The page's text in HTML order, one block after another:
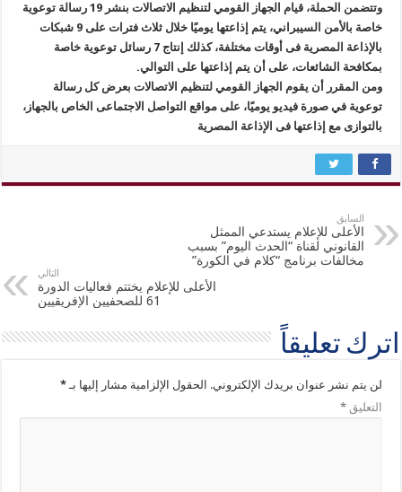
وتتضمن الحملة، قيام الجهاز القومي لتنظيم الاتصالات بنشر 19 رسالة توعوية
خاصة بالأمن السيبراني، يتم إذاعتها يوميًا خلال ثلاث فترات على 9 شبكات
بالإذاعة المصرية فى أوقات مختلفة، كذلك إنتاج 7 رسائل توعوية خاصة
بمكافحة الشائعات، على أن يتم إذاعتها على التوالي.
ومن المقرر أن يقوم الجهاز القومي لتنظيم الاتصالات بعرض كل رسالة
توعوية في صورة فيديو يوميًا، على مواقع التواصل الاجتماعى الخاص بالجهاز،
بالتوازى مع إذاعتها فى الإذاعة المصرية
السابق
الأعلى للإعلام يستدعي الممثل
القانوني لقناة “الحدث اليوم” بسبب
مخالفات برنامج “كلام في الكورة”
التالي
الأعلى للإعلام يختتم فعاليات الدورة
61 للصحفيين الإفريقيين
اترك تعليقاً
لن يتم نشر عنوان بريدك الإلكتروني. الحقول الإلزامية مشار إليها بـ*
التعليق*